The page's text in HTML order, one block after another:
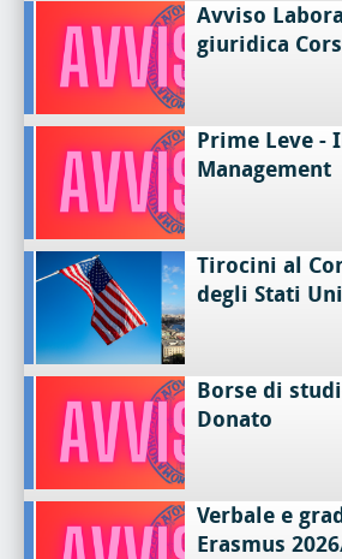
Avviso
giuridica
Prime Leve -
Management
Tirocini al
degli Stati
Borse di
Donato
Verbale e
Erasmus